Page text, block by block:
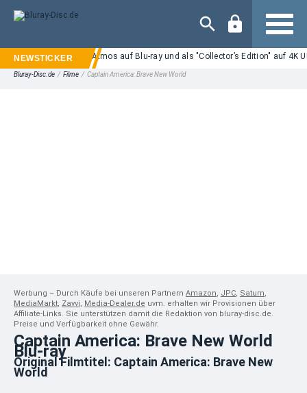
Navigation
ab 25.09. in Dolby Atmos auf Blu-ray und als "Collector’s Edition" auf 4K UHD
Bluray-Disc.de / Filme / Captain America: Brave New World
Werbung – Durch Käufe bei unseren Partnern Amazon, JPC, Saturn,
MediaMarkt, Zavvi, Media-Dealer.de uvm. erhalten wir Provisionen über
Affiliate-Links. Sie unterstützen damit die Redaktion von bluray-disc.de.
Preise und Verfügbarkeit ohne Gewähr.
Captain America: Brave New World
Blu-ray
Original Filmtitel: Captain America: Brave New
World